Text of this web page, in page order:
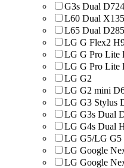
G3s Dual D724
L60 Dual X135
L65 Dual D285
LG G Flex2
LG G Pro Lite
LG G Pro Lite
LG G2
LG G2 mini
LG G3 Stylus
LG G3s Dual
LG G4s Dual
LG G5/LG G5
LG Google
LG Google